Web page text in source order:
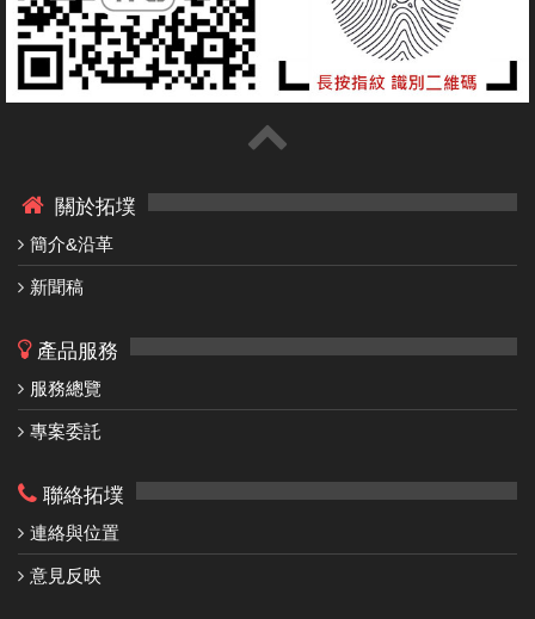
關於拓墣
簡介&沿革
新聞稿
產品服務
服務總覽
專案委託
聯絡拓墣
連絡與位置
意見反映